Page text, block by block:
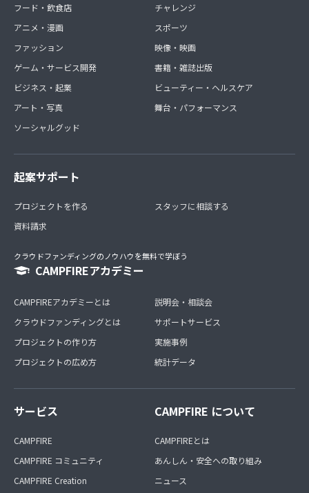
フード・飲食店
アニメ・漫画
ファッション
ゲーム・サービス開発
ビジネス・起業
アート・写真
ソーシャルグッド
チャレンジ
スポーツ
映像・映画
書籍・雑誌出版
ビューティー・ヘルスケア
舞台・パフォーマンス
起案サポート
プロジェクトを作る
資料請求
スタッフに相談する
クラウドファンディングのノウハウを無料で学ぼう
CAMPFIREアカデミー
CAMPFIREアカデミーとは
クラウドファンディングとは
プロジェクトの作り方
プロジェクトの広め方
説明会・相談会
サポートサービス
実施事例
統計データ
サービス
CAMPFIRE
CAMPFIRE コミュニティ
CAMPFIRE Creation
CAMPFIRE について
CAMPFIREとは
あんしん・安全への取り組み
ニュース